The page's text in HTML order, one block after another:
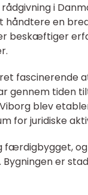
i
en
beskæftiger
fascinerende
gennem tiden
blev
for juridiske
færdigbygget,
er